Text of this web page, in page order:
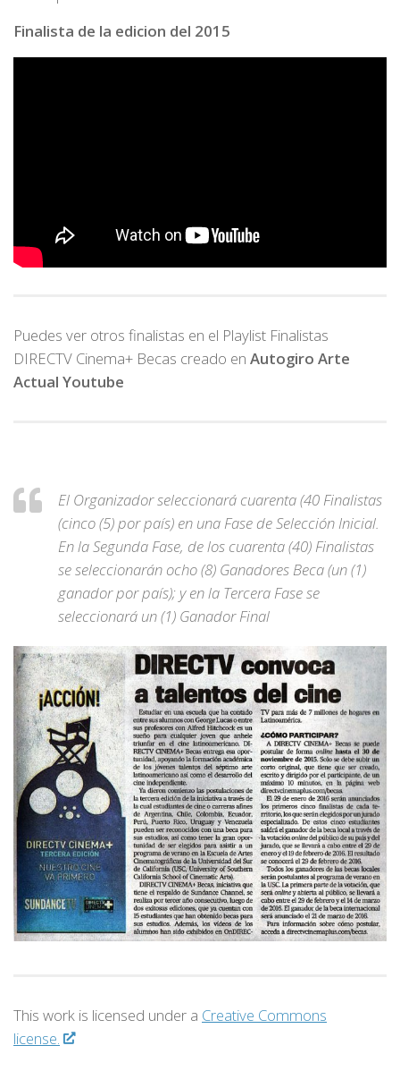
Finalista de la edicion del 2015
Puedes ver otros finalistas en el Playlist Finalistas
DIRECTV Cinema+ Becas creado en Autogiro Arte
Actual Youtube
El Organizador seleccionará cuarenta (40 Finalistas
(cinco (5) por país) en una Fase de Selección Inicial.
En la Segunda Fase, de los cuarenta (40) Finalistas
se seleccionarán ocho (8) Ganadores Beca (un (1)
ganador por país); y en la Tercera Fase se
seleccionará un (1) Ganador Final
This work is licensed under a Creative Commons
license.